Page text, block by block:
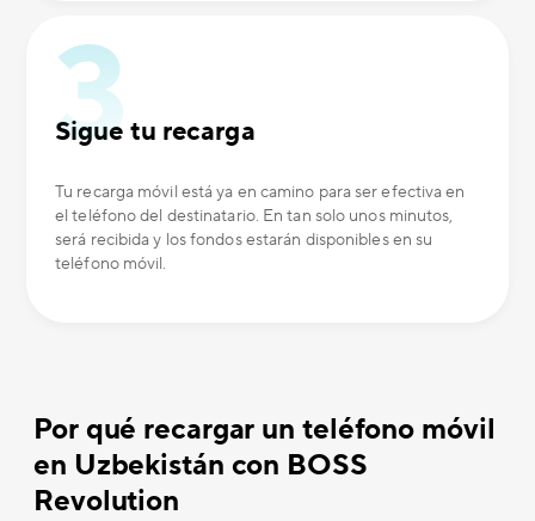
Sigue tu recarga
Tu recarga móvil está ya en camino para ser efectiva en
el teléfono del destinatario. En tan solo unos minutos,
será recibida y los fondos estarán disponibles en su
teléfono móvil.
Por qué recargar un teléfono móvil
en Uzbekistán con BOSS
Revolution